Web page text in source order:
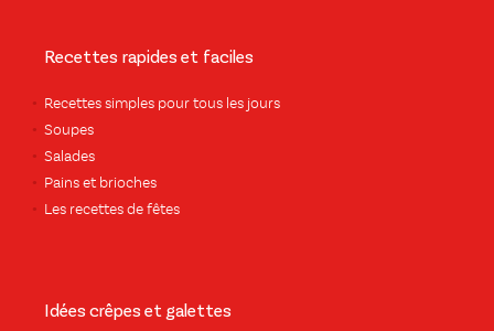
Recettes rapides et faciles
Recettes simples pour tous les jours
Soupes
Salades
Pains et brioches
Les recettes de fêtes
Idées crêpes et galettes